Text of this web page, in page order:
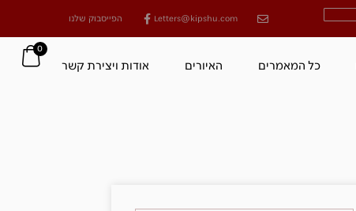
Letters@kipshu.com הפייסבוק שלנו
כל המאמרים האיורים אודות ויצירת קשר
0